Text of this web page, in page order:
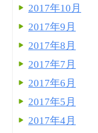
2017年10月
2017年9月
2017年8月
2017年7月
2017年6月
2017年5月
2017年4月